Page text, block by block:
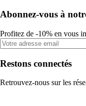
Abonnez-vous à
Profitez de -10% en vous
Restons connectés
Retrouvez-nous sur les